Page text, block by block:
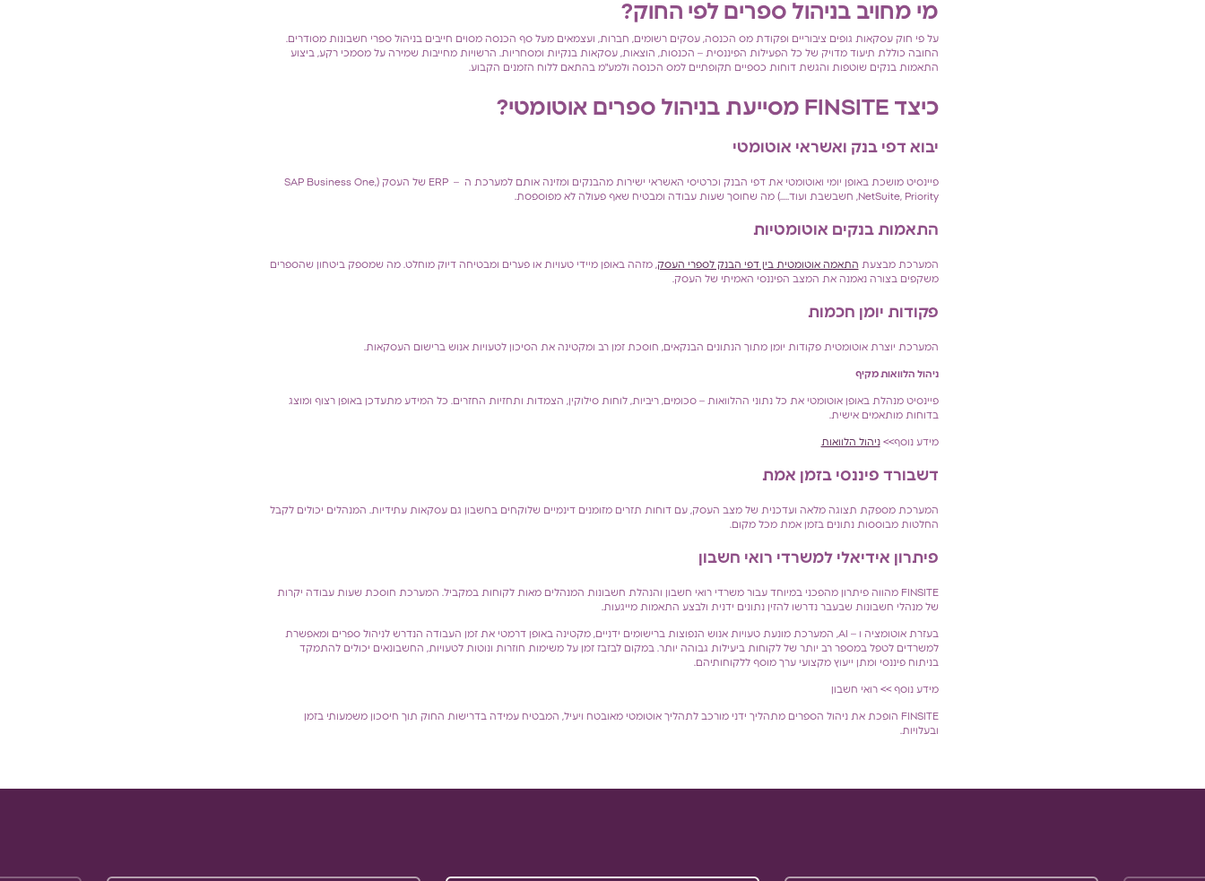
מי מחויב בניהול ספרים לפי החוק?
על פי חוק עסקאות גופים ציבוריים ופקודת מס הכנסה, עסקים רשומים, חברות, ועצמאים מעל סף הכנסה מסוים חייבים בניהול ספרי חשבונות מסודרים.
החובה כוללת תיעוד מדויק של כל הפעילות הפיננסית – הכנסות, הוצאות, עסקאות בנקיות ומסחריות. הרשויות מחייבות שמירה על מסמכי רקע, ביצוע
התאמות בנקים שוטפות והגשת דוחות כספיים תקופתיים למס הכנסה ולמע"מ בהתאם ללוח הזמנים הקבוע.
כיצד FINSITE מסייעת בניהול ספרים אוטומטי?
יבוא דפי בנק ואשראי אוטומטי
פיינסיט מושכת באופן יומי ואוטומטי את דפי הבנק וכרטיסי האשראי ישירות מהבנקים ומזינה אותם למערכת ה – ERP של העסק (SAP Business One,
NetSuite, Priority, חשבשבת ועוד…..) מה שחוסך שעות עבודה ומבטיח שאף פעולה לא מפוספסת.
התאמות בנקים אוטומטיות
המערכת מבצעת התאמה אוטומטית בין דפי הבנק לספרי העסק, מזהה באופן מיידי טעויות או פערים ומבטיחה דיוק מוחלט. מה שמספק ביטחון שהספרים
משקפים בצורה נאמנה את המצב הפיננסי האמיתי של העסק.
פקודות יומן חכמות
המערכת יוצרת אוטומטית פקודות יומן מתוך הנתונים הבנקאים, חוסכת זמן רב ומקטינה את הסיכון לטעויות אנוש ברישום העסקאות.
ניהול הלוואות מקיף
פיינסיט מנהלת באופן אוטומטי את כל נתוני ההלוואות – סכומים, ריביות, לוחות סילוקין, הצמדות ותחזיות החזרים. כל המידע מתעדכן באופן רצוף ומוצג
בדוחות מותאמים אישית.
מידע נוסף>>ניהול הלוואות
דשבורד פיננסי בזמן אמת
המערכת מספקת תצוגה מלאה ועדכנית של מצב העסק, עם דוחות תזרים מזומנים דינמיים שלוקחים בחשבון גם עסקאות עתידיות. המנהלים יכולים לקבל
החלטות מבוססות נתונים בזמן אמת מכל מקום.
פיתרון אידיאלי למשרדי רואי חשבון
FINSITE מהווה פיתרון מהפכני במיוחד עבור משרדי רואי חשבון והנהלת חשבונות המנהלים מאות לקוחות במקביל. המערכת חוסכת שעות עבודה יקרות
של מנהלי חשבונות שבעבר נדרשו להזין נתונים ידנית ולבצע התאמות מייגעות.
בעזרת אוטומציה ו – AI, המערכת מונעת טעויות אנוש הנפוצות ברישומים ידניים, מקטינה באופן דרמטי את זמן העבודה הנדרש לניהול ספרים ומאפשרת
למשרדים לטפל במספר רב יותר של לקוחות ביעילות גבוהה יותר. במקום לבזבז זמן על משימות חוזרות ונוטות לטעויות, החשבונאים יכולים להתמקד
בניתוח פיננסי ומתן ייעוץ מקצועי ערך מוסף ללקוחותיהם.
מידע נוסף >> רואי חשבון
FINSITE הופכת את ניהול הספרים מתהליך ידני מורכב לתהליך אוטומטי מאובטח ויעיל, המבטיח עמידה בדרישות החוק תוך חיסכון משמעותי בזמן
ובעלויות.